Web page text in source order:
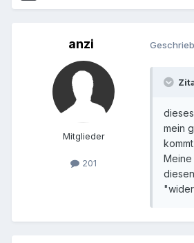
anzi
Mitglieder
201
mein